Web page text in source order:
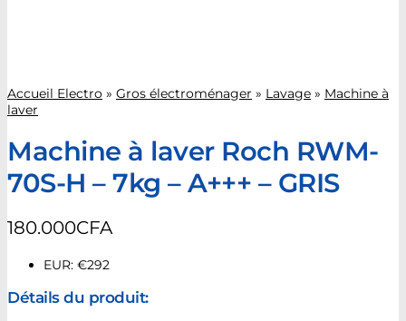
Accueil Electro » Gros électroménager » Lavage » Machine à
laver
Machine à laver Roch RWM-
70S-H – 7kg – A+++ – GRIS
180.000CFA
EUR: €292
Détails du produit: